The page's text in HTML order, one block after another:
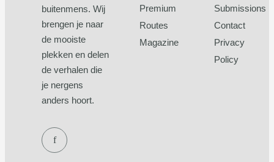
buitenmens. Wij
brengen je naar
de mooiste
plekken en delen
de verhalen die
je nergens
anders hoort.
f
Premium
Routes
Magazine
Submissions
Contact
Privacy
Policy